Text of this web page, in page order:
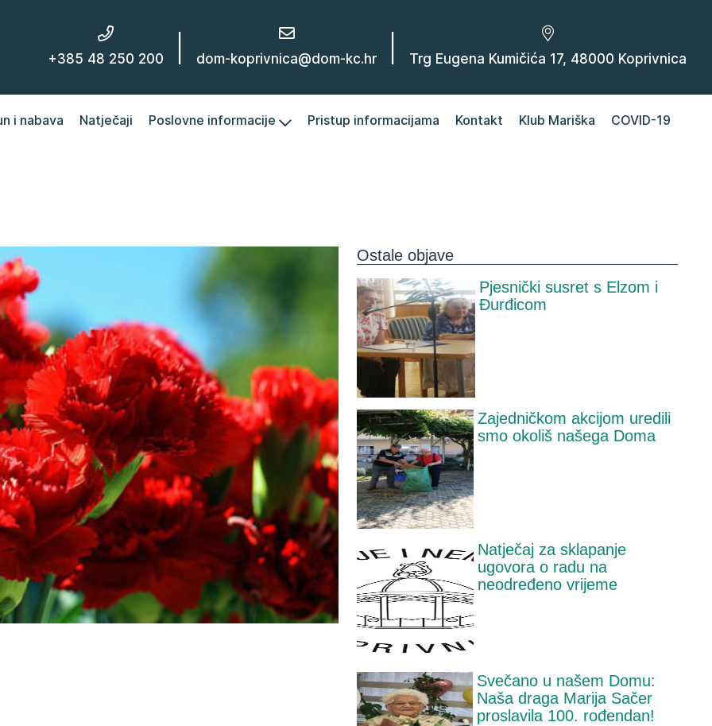
+385 48 250 200 dom-koprivnica@dom-kc.hr Trg Eugena Kumičića 17, 48000 Koprivnica
i nabava Natječaji Poslovne informacije Pristup informacijama Kontakt Klub Mariška COVID-19
Ostale objave
Pjesnički susret s Elzom i
Đurđicom
Zajedničkom akcijom uredili
smo okoliš našega Doma
Natječaj za sklapanje
ugovora o radu na
neodređeno vrijeme
Svečano u našem Domu:
Naša draga Marija Sačer
proslavila 100. rođendan!